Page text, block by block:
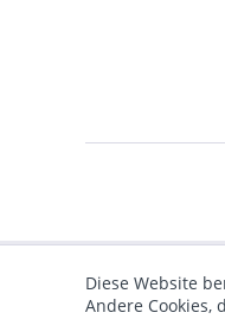
Diese Website
Andere